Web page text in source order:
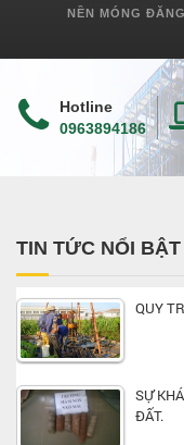
NỀN MÓNG
Hotline
0963894186
TIN TỨC NỔI BẬT
QUY
SỰ
ĐẤT.